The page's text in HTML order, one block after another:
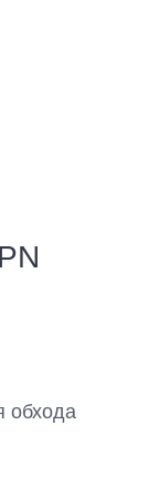
обхода